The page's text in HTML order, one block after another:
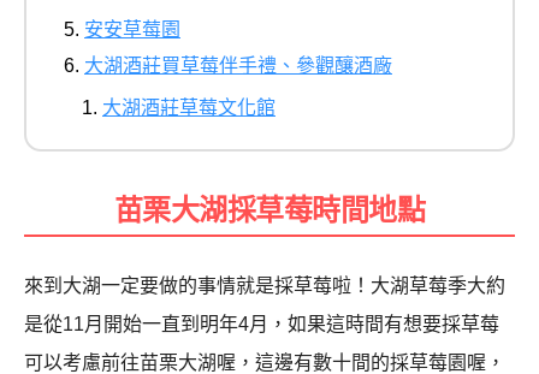
安安草莓園
大湖酒莊買草莓伴手禮、參觀釀酒廠
大湖酒莊草莓文化館
苗栗大湖採草莓時間地點
來到大湖一定要做的事情就是採草莓啦！大湖草莓季大約
是從11月開始一直到明年4月，如果這時間有想要採草莓
可以考慮前往苗栗大湖喔，這邊有數十間的採草莓園喔，